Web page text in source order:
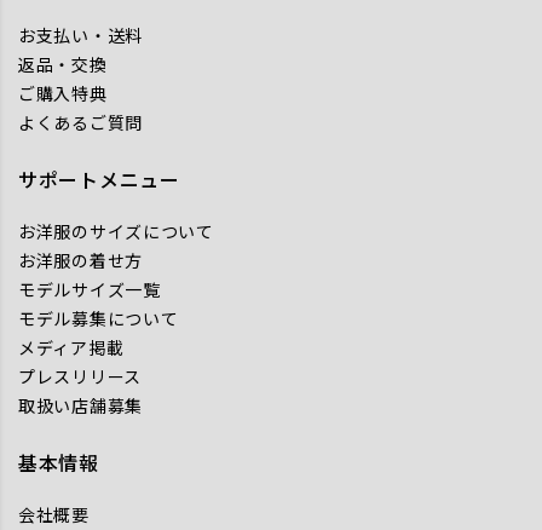
お支払い・送料
返品・交換
ご購入特典
よくあるご質問
サポートメニュー
お洋服のサイズについて
お洋服の着せ方
モデルサイズ一覧
モデル募集について
メディア掲載
プレスリリース
取扱い店舗募集
基本情報
会社概要